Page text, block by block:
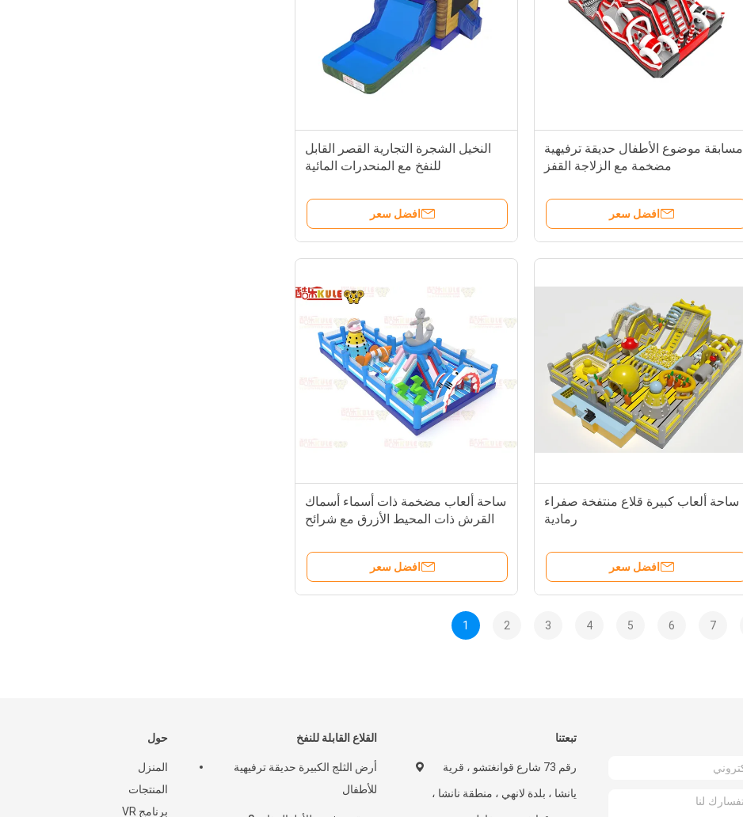
النخيل الشجرة التجارية القصر القابل
للنفخ مع المنحدرات المائية
افضل سعر
مسابقة موضوع الأطفال حديقة ترفيهية
مضخمة مع الزلاجة القفز
افضل سعر
ساحة ألعاب مضخمة ذات أسماء أسماك
القرش ذات المحيط الأزرق مع شرائح
افضل سعر
ساحة ألعاب كبيرة قلاع منتفخة صفراء
رمادية
افضل سعر
1 2 3 4 5 6 7
حول
المنزل
المنتجات
برنامج VR
القلاع القابلة للنفخ
أرض الثلج الكبيرة حديقة ترفيهية
للأطفال
تبعتنا
رقم 73 شارع قوانغتشو ، قرية
يانشا ، بلدة لانهي ، منطقة نانشا ،